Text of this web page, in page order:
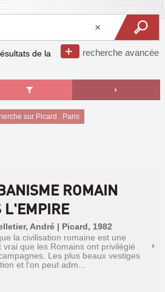
recherche avancée
de la
sur Picard . Paris
ROMAIN
L'EMPIRE
André | Picard, 1982
la civilisation romaine est une
que les Romains ont privilégié
Les plus beaux vestiges
et l'on peut adm...